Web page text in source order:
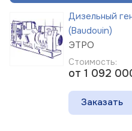
Дизельный
(Baudouin)
ЭТРО
Стоимость:
от 1 092
Заказать